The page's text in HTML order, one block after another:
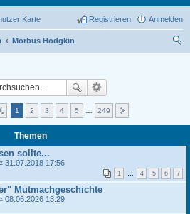
Karte Anmelden
Registrieren
Morbus Hodgkin
1 2 3 4 5 249
Themen
sollte...
31.07.2018 17:56
1 … 4 5 6 7
Mutmachgeschichte
08.06.2026 13:29